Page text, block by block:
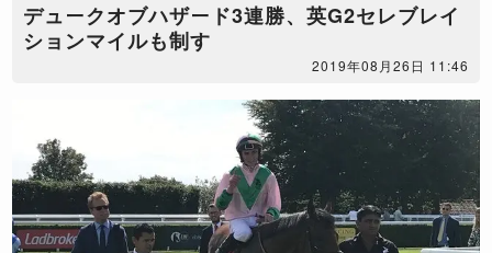
デュークオブハザード3連勝、英G2セレブレイ
ションマイルも制す
2019年08月26日 11:46